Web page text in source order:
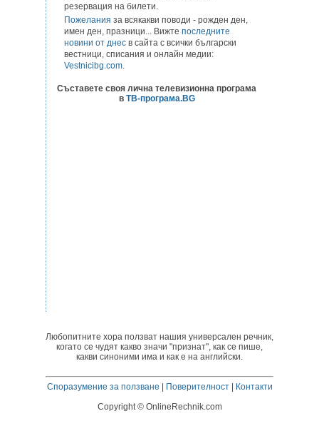
резервация на билети.
Пожелания за всякакви поводи - рожден ден,
имен ден, празници... Вижте последните
новини от днес в сайта с всички български
вестници, списания и онлайн медии:
Vestnicibg.com.
Съставете своя лична телевизионна програма
в ТВ-програма.BG
Любопитните хора ползват нашия универсален речник,
когато се чудят какво значи "признат", как се пише,
какви синоними има и как е на английски.
Споразумение за ползване Поверителност|
Контакти
Copyright © OnlineRechnik.com